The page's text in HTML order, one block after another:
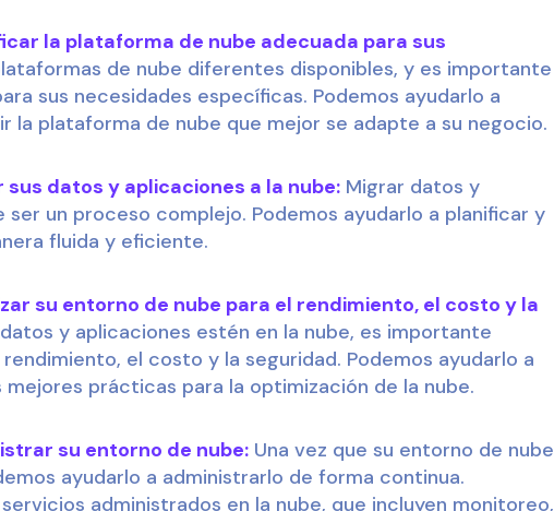
la plataforma de nube adecuada para sus
de nube diferentes disponibles, y es importante
sus necesidades específicas. Podemos ayudarlo a
la plataforma de nube que mejor se adapte a su negocio.
datos y aplicaciones a la nube: Migrar datos y
ser un proceso complejo. Podemos ayudarlo a planificar y
fluida y eficiente.
su entorno de nube para el rendimiento, el costo y la
y aplicaciones estén en la nube, es importante
el costo y la seguridad. Podemos ayudarlo a
prácticas para la optimización de la nube.
su entorno de nube: Una vez que su entorno de nube
ayudarlo a administrarlo de forma continua.
administrados en la nube, que incluyen monitoreo,